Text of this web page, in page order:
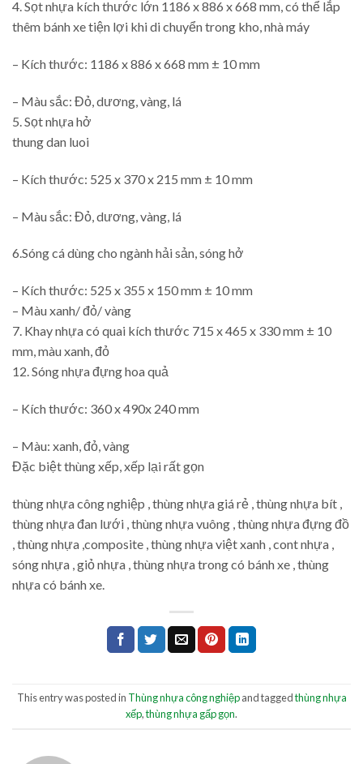
4. Sọt nhựa kích thước lớn 1186 x 886 x 668 mm, có thể lắp
thêm bánh xe tiện lợi khi di chuyển trong kho, nhà máy
– Kích thước: 1186 x 886 x 668 mm ± 10 mm
– Màu sắc: Đỏ, dương, vàng, lá
5. Sọt nhựa hở
thung dan luoi
– Kích thước: 525 x 370 x 215 mm ± 10 mm
– Màu sắc: Đỏ, dương, vàng, lá
6.Sóng cá dùng cho ngành hải sản, sóng hở
– Kích thước: 525 x 355 x 150 mm ± 10 mm
– Màu xanh/ đỏ/ vàng
7. Khay nhựa có quai kích thước 715 x 465 x 330 mm ± 10
mm, màu xanh, đỏ
12. Sóng nhựa đựng hoa quả
– Kích thước: 360 x 490x 240 mm
– Màu: xanh, đỏ, vàng
Đặc biệt thùng xếp, xếp lại rất gọn
thùng nhựa công nghiệp , thùng nhựa giá rẻ , thùng nhựa bít ,
thùng nhựa đan lưới , thùng nhựa vuông , thùng nhựa đựng đồ
, thùng nhựa ,composite , thùng nhựa việt xanh , cont nhựa ,
sóng nhựa , giỏ nhựa , thùng nhựa trong có bánh xe , thùng
nhựa có bánh xe.
This entry was posted in Thùng nhựa công nghiệpand taggedthùng nhựa
xếp,thùng nhựa gấp gọn.